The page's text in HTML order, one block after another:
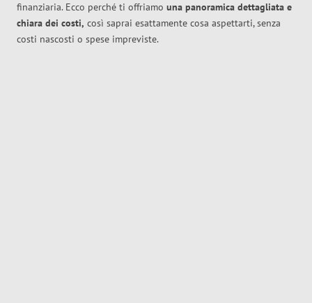
finanziaria. Ecco perché ti offriamo una panoramica dettagliata e
chiara dei costi, così saprai esattamente cosa aspettarti, senza
costi nascosti o spese impreviste.